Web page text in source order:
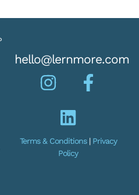
hello@lernmore.com
Terms & Conditions| Privacy
Policy